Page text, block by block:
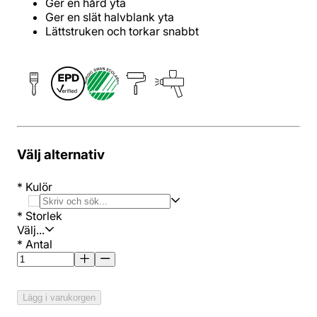
Ger en hård yta
Ger en slät halvblank yta
Lättstruken och torkar snabbt
Välj alternativ
* Kulör
* Storlek
Välj...
* Antal
Lägg i varukorgen